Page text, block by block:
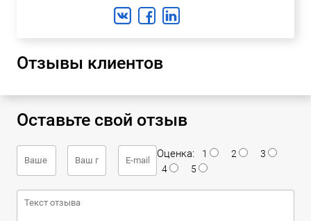
Отзывы клиентов
Оставьте свой отзыв
Оценка: 1 2
3
4
5